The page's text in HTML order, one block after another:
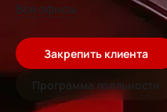
Все офисы
Закрепить клиента
Программа лояльности